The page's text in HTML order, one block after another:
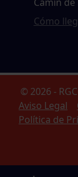
Cómo
© 2026 -
Aviso Legal
Política de